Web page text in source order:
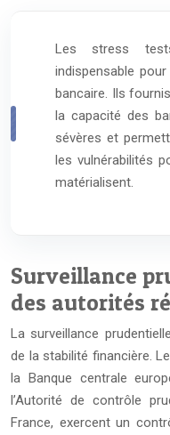
Les stress
indispensable
bancaire. Ils
la capacité des
sévères et
les vulnérabilités
matérialisent.
Surveillance
des autorités
La surveillance
de la stabilité financière.
la Banque centrale
l’Autorité de contrôle
France, exercent un